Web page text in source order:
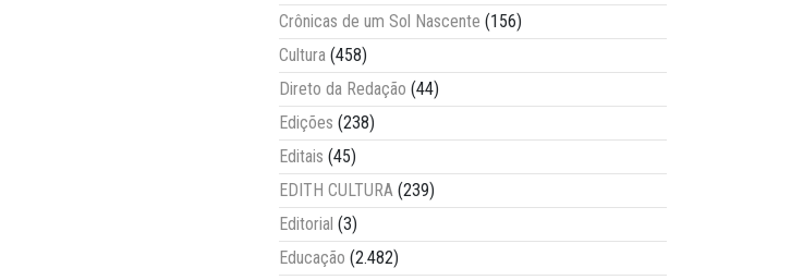
Crônicas de um Sol Nascente (156)
Cultura (458)
Direto da Redação (44)
Edições (238)
Editais (45)
EDITH CULTURA (239)
Editorial (3)
Educação (2.482)